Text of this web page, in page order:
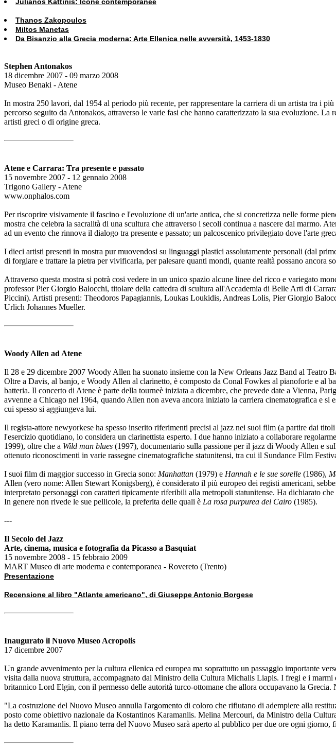
Thanos Zakopoulos
Miltos Manetas
Da Bisanzio alla Grecia moderna: Arte Ellenica nelle avversità, 1453-1830
Stephen Antonakos
18 dicembre 2007 - 09 marzo 2008
Museo Benaki - Atene
In mostra 250 lavori, dal 1954 al periodo più recente, per rappresentare la carriera di un artista tra i
percorso seguito da Antonakos, attraverso le varie fasi che hanno caratterizzato la sua evoluzione.
artisti greci o di origine greca.
Atene e Carrara: Tra presente e passato
15 novembre 2007 - 12 gennaio 2008
Trigono Gallery - Atene
www.onphalos.com
Per riscoprire visivamente il fascino e l'evoluzione di un'arte antica, che si concretizza nelle forme
mostra che celebra la sacralità di una scultura che attraverso i secoli continua a nascere dal marmo.
ad un evento che rinnova il dialogo tra presente e passato; un palcoscenico privilegiato dove l'arte
I dieci artisti presenti in mostra pur muovendosi su linguaggi plastici assolutamente personali (dal
di forgiare e trattare la pietra per vivificarla, per palesare quanti mondi, quante realtà possano ancora
Attraverso questa mostra si potrà cosi vedere in un unico spazio alcune linee del ricco e variegato
professor Pier Giorgio Balocchi, titolare della cattedra di scultura all'Accademia di Belle Arti di
Piccini). Artisti presenti: Theodoros Papagiannis, Loukas Loukidis, Andreas Lolis, Pier Giorgio
Urlich Johannes Mueller.
Woody Allen ad Atene
Il 28 e 29 dicembre 2007 Woody Allen ha suonato insieme con la New Orleans Jazz Band al Teatro
Oltre a Davis, al banjo, e Woody Allen al clarinetto, è composto da Conal Fowkes al pianoforte e al
batteria. Il concerto di Atene è parte della tourneè iniziata a dicembre, che prevede date a Vienna,
avvenne a Chicago nel 1964, quando Allen non aveva ancora iniziato la carriera cinematografica e
cui spesso si aggiungeva lui.
Il regista-attore newyorkese ha spesso inserito riferimenti precisi al jazz nei suoi film (a partire dai
l'esercizio quotidiano, lo considera un clarinettista esperto. I due hanno iniziato a collaborare
1999), oltre che a Wild man blues (1997), documentario sulla passione per il jazz di Woody Allen e
ottenuto riconoscimenti in varie rassegne cinematografiche statunitensi, tra cui il Sundance Film
I suoi film di maggior successo in Grecia sono: Manhattan (1979) e Hannah e le sue sorelle (1986),
Allen (vero nome: Allen Stewart Konigsberg), è considerato il più europeo dei registi americani,
interpretato personaggi con caratteri tipicamente riferibili alla metropoli statunitense. Ha dichiarato
In genere non rivede le sue pellicole, la preferita delle quali è La rosa purpurea del Cairo (1985).
---
Il Secolo del Jazz
Arte, cinema, musica e fotografia da Picasso a Basquiat
15 novembre 2008 - 15 febbraio 2009
MART Museo di arte moderna e contemporanea - Rovereto (Trento)
Presentazione
Recensione al libro "Atlante americano", di Giuseppe Antonio Borgese
Inaugurato il Nuovo Museo Acropolis
17 dicembre 2007
Un grande avvenimento per la cultura ellenica ed europea ma soprattutto un passaggio importante
visita dalla nuova struttura, accompagnato dal Ministro della Cultura Michalis Liapis. I fregi e i
britannico Lord Elgin, con il permesso delle autorità turco-ottomane che allora occupavano la
"La costruzione del Nuovo Museo annulla l'argomento di coloro che rifiutano di adempiere alla
posto come obiettivo nazionale da Kostantinos Karamanlis. Melina Mercouri, da Ministro della
ha detto Karamanlis. Il piano terra del Nuovo Museo sarà aperto al pubblico per due ore ogni giorno,